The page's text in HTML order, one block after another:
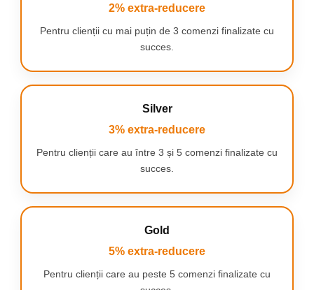
diferitelor parti ale corpului.
SPECIFICATII ECRANULUI
Indicator de presiune - punctele rosii inseamna ca ar trebui sa
aplicati aparatul de masaj pe corp cu mai putina forta.
Pentru incarcarea
dispozitivului gasiti in cutia
acestuia un cablu de
incarcare USB TYPE-C 5V 1A
2% extra-reducere
Pentru clienții cu mai puțin de 3 comenzi finalizate cu
succes.
Silver
3% extra-reducere
Pentru clienții care au între 3 și 5 comenzi finalizate cu
succes.
Gold
5% extra-reducere
Pentru clienții care au peste 5 comenzi finalizate cu